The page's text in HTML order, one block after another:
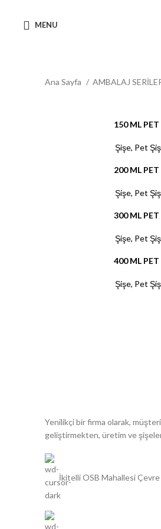
MENU
Ana Sayfa AMBALAJ
150 ML
Şişe, Pet
200 ML
Şişe, Pet
300 ML
Şişe, Pet
400 ML
Şişe, Pet
Yenilikçi bir firma olarak,
geliştirmekten, üretim ve
İkitelli OSB Mahallesi